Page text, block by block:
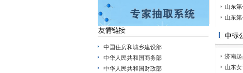
中国住房和城乡建设部
中华人民共和国商务部
中华人民共和国财政部
山东
山东
济南
山东